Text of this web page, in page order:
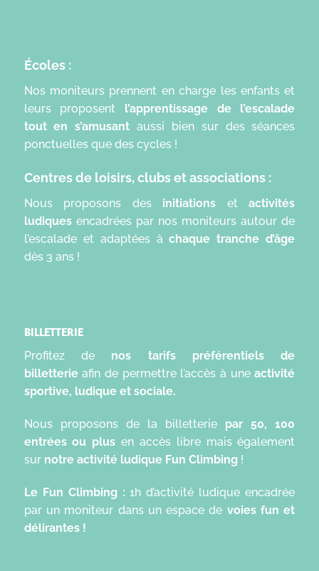
Écoles :
Nos moniteurs prennent en charge les enfants et
leurs proposent l’apprentissage de l’escalade
tout en s’amusant aussi bien sur des séances
ponctuelles que des cycles !
Centres de loisirs, clubs et associations :
Nous proposons des initiations etactivités
ludiquesencadrées par nos moniteurs autour de
l’escalade et adaptées àchaque tranche d’âge
dès 3 ans !
BILLETTERIE
Profitez de nos tarifs préférentiels de
billetterieafin de permettre l’accès à uneactivité
sportive, ludique et sociale.
Nous proposons de la billetterie par 50, 100
entrées ou plus en accès libre mais également
sur notre activité ludique Fun Climbing !
Le Fun Climbing :1h d’activité ludique encadrée
par un moniteur dans un espace de voies fun et
délirantes !